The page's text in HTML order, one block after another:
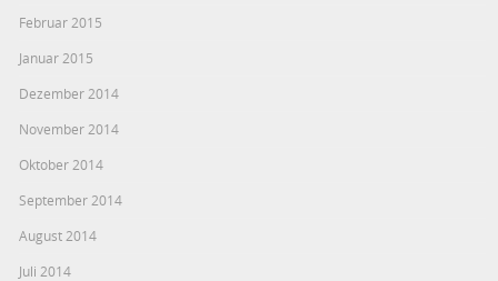
Februar 2015
Januar 2015
Dezember 2014
November 2014
Oktober 2014
September 2014
August 2014
Juli 2014